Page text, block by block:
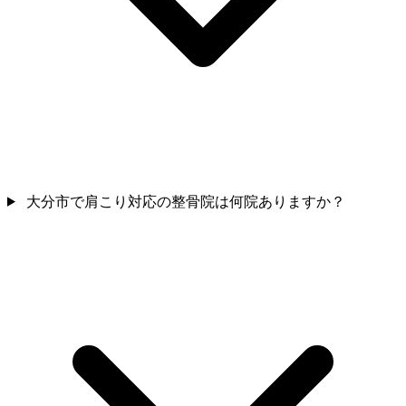
大分市で肩こり対応の整骨院は何院ありますか？